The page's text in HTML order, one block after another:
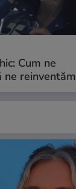
Cum ne
ne reinventăm